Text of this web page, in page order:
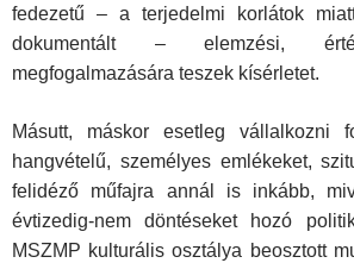
fe­dezetű – a terjedelmi korlátok
dokumentált – elemzési,
megfogalmazására teszek kísérletet.
Másutt, máskor esetleg vállalkozni
hangvé­telű, személyes emlékeket,
felidéző műfajra annál is inkább,
évtizedig-nem döntéseket ho­zó
MSZMP kulturális osztálya beosztott